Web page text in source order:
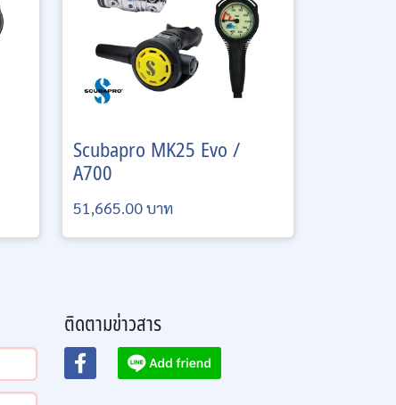
Scubapro MK25 Evo /
A700
51,665.00 บาท
ติดตามข่าวสาร